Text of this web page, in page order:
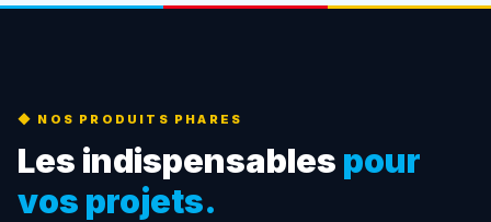
◆ NOS PRODUITS PHARES
Les indispensables pour
vos projets.